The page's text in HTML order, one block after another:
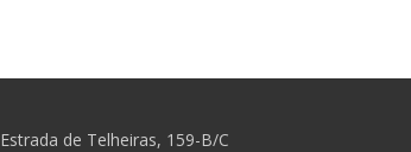
Estrada de Telheiras, 159-B/C